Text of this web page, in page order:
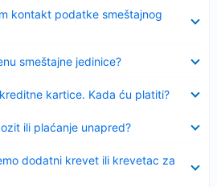
kontakt podatke smeštajnog
smeštajne jedinice?
kartice. Kada ću platiti?
ili plaćanje unapred?
dodatni krevet ili krevetac za